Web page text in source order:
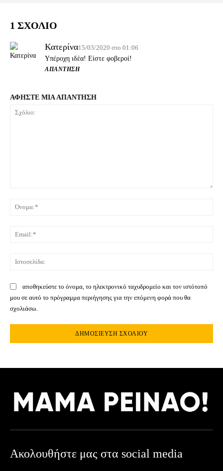
1 ΣΧΟΛΙΟ
Κατερίνα15/03/2020 στο 01:06
Υπέροχη ιδέα! Είστε φοβεροί!
ΑΠΆΝΤΗΣΗ
ΑΦΗΣΤΕ ΜΙΑ ΑΠΑΝΤΗΣΗ
αποθηκεύστε το όνομα, το ηλεκτρονικό ταχυδρομείο και τον ιστότοπό
μου σε αυτό το πρόγραμμα περιήγησης για την επόμενη φορά που θα
σχολιάσω.
Ακολουθήστε μας στα social media